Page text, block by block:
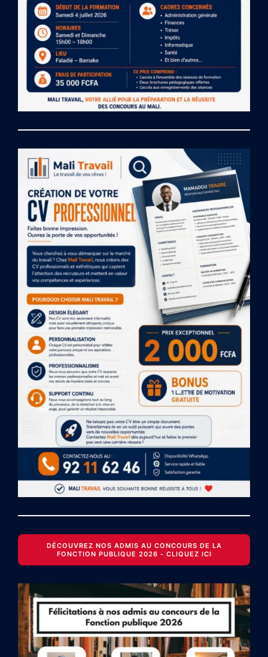
DÉCOUVREZ NOS ADMIS AU CONCOURS DE LA
FONCTION PUBLIQUE 2026 - CLIQUEZ ICI